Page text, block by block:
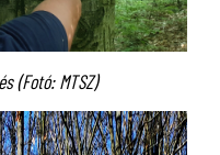
(Fotó: MTSZ)